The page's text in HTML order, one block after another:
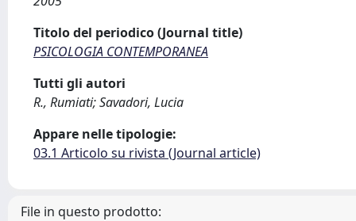
Titolo del periodico (Journal title)
PSICOLOGIA CONTEMPORANEA
Tutti gli autori
R., Rumiati; Savadori, Lucia
Appare nelle tipologie:
03.1 Articolo su rivista (Journal article)
File in questo prodotto: